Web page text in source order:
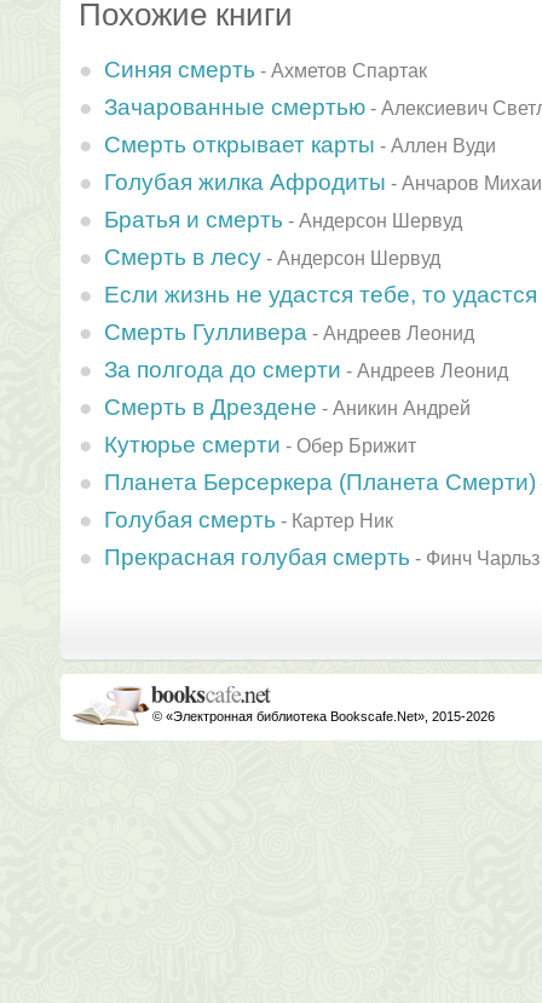
Похожие книги
Синяя смерть - Ахметов Спартак
Зачарованные смертью - Алексиевич
Смерть открывает карты - Аллен Вуди
Голубая жилка Афродиты - Анчаров
Братья и смерть - Андерсон Шервуд
Смерть в лесу - Андерсон Шервуд
Если жизнь не удастся тебе, то
Смерть Гулливера - Андреев Леонид
За полгода до смерти - Андреев Леонид
Смерть в Дрездене - Аникин Андрей
Кутюрье смерти - Обер Брижит
Планета Берсеркера (Планета Смерти)
Голубая смерть - Картер Ник
Прекрасная голубая смерть - Финч Чарльз
© «Электронная библиотека Bookscafe.Net», 2015-2026